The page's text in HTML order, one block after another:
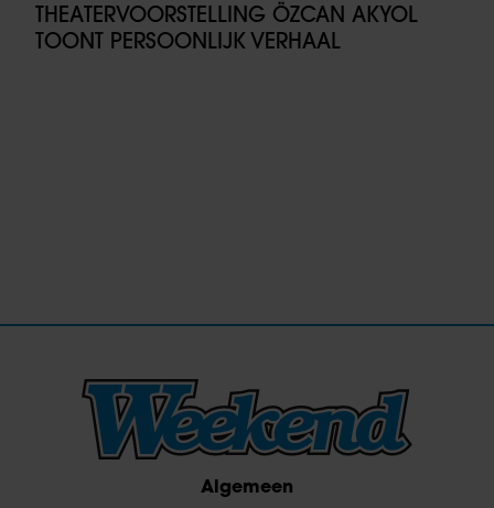
THEATERVOORSTELLING ÖZCAN AKYOL
TOONT PERSOONLIJK VERHAAL
Algemeen